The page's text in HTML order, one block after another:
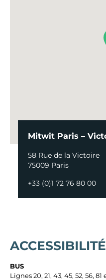
Mitwit Paris –
58 Rue de la Victoire
75009 Paris
+33 (0)1 72 76 80 00
BUS
Lignes 20, 21, 43, 45, 52, 56, 81